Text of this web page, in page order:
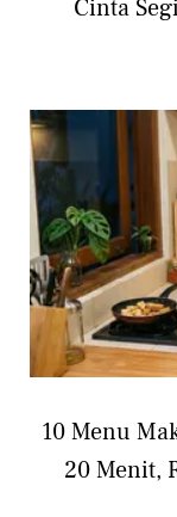
Cinta
10 Menu
20 Menit,